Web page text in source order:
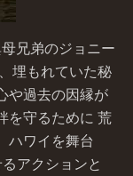
兄弟のジョニー
埋もれていた秘
や過去の因縁が
を守るために 荒
ハワイを舞台
アクションと